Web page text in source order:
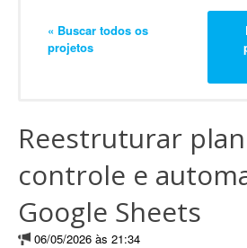
« Buscar todos os
projetos
Reestruturar
controle e
Google Sheets
06/05/2026 às 21:34